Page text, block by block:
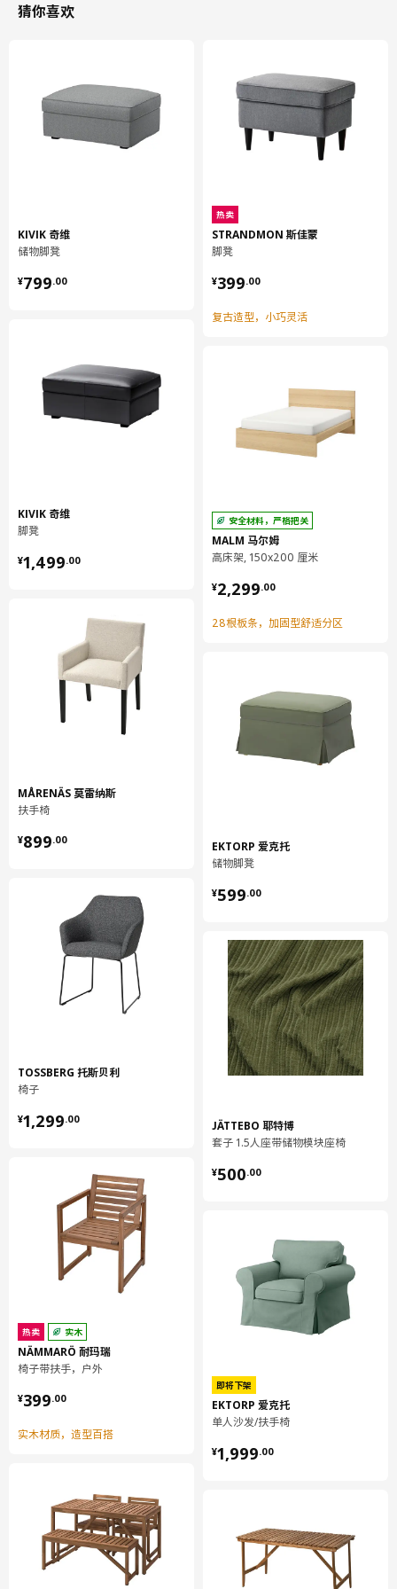
家具下自由高度
73 厘米
包装信息
此商品包含2个包装
904.895.00
100 厘米
重量
24.80 公斤
宽度
76 厘米
包装数量
VIMLE 维姆勒
储物脚凳套
404.961.74
0.93 公斤
重量
包装数量
保养说明和环境和材料
保养说明
可拆换套
可机洗，水温不超过40°C，应选标准洗涤程序。
可熨烫，温度不超过150°C。
采用四氯乙烯和碳氢化合物，进行专业干洗，并选择标准洗涤程
序。
带储物脚凳框架
夹子/ 腿:
聚丙烯塑料
带储物脚凳框架
胶合板, 聚氨酯海绵20公斤/立方米, 纤维板, 刨花板, 密胺贴膜
带储物脚凳框架
座垫:
高弹聚氨酯海绵 35公斤/立方米, 聚氨酯海绵20公斤/立方米
金属部件:
钢, 环氧/聚酯粉末涂层
100%聚丙烯纤维
储物脚凳套
面料:
80%棉, 20% 聚酯纤维（至少90%再生材料）
猜你喜欢
KIVIK 奇维
储物脚凳
¥799.00
¥ 799.00
KIVIK 奇维
脚凳
¥1,499.00
¥ 1499.00
MÅRENÄS 莫雷纳斯
扶手椅
¥899.00
¥ 899.00
TOSSBERG 托斯贝利
椅子
¥1,299.00
¥ 1299.00
热卖 实木
NÄMMARÖ 耐玛瑞
椅子带扶手，户外
¥399.00
¥ 399.00
实木材质，造型百搭
热卖
STRANDMON 斯佳蒙
脚凳
¥399.00
¥ 399.00
复古造型，小巧灵活
安全材料，严格把关
MALM 马尔姆
高床架, 150x200 厘米
¥2,299.00
¥ 2299.00
28根板条，加固型舒适分区
EKTORP 爱克托
储物脚凳
¥599.00
¥ 599.00
JÄTTEBO 耶特博
套子 1.5人座带储物模块座椅
¥500.00
¥ 500.00
即将下架
EKTORP 爱克托
单人沙发/扶手椅
¥1,999.00
¥ 1999.00